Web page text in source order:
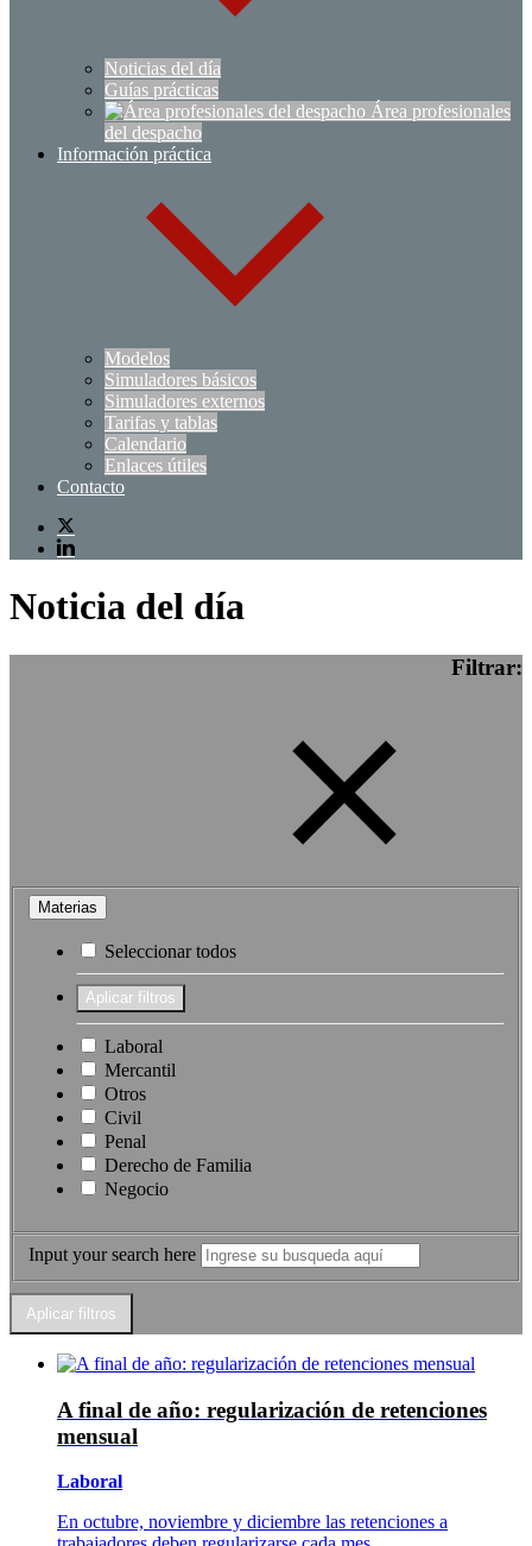
Noticias del día
Guías prácticas
Área profesionales
del despacho
Información práctica
Modelos
Simuladores básicos
Simuladores externos
Tarifas y tablas
Calendario
Enlaces útiles
Contacto
Noticia del día
Filtrar:
Materias
Seleccionar todos
Laboral
Mercantil
Otros
Civil
Penal
Derecho de Familia
Negocio
Input your search here
A final de año: regularización de retenciones
mensual
Laboral
En octubre, noviembre y diciembre las retenciones a